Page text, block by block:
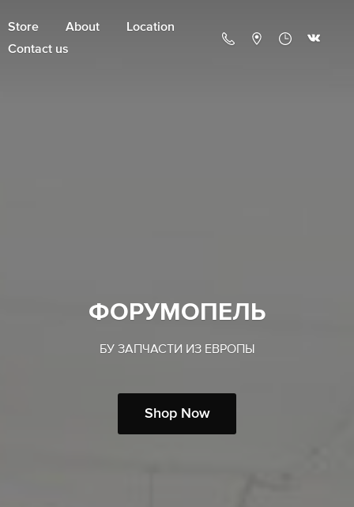
Store About
Location
Contact us
ФОРУМОПЕЛЬ
БУ ЗАПЧАСТИ ИЗ ЕВРОПЫ
Shop Now